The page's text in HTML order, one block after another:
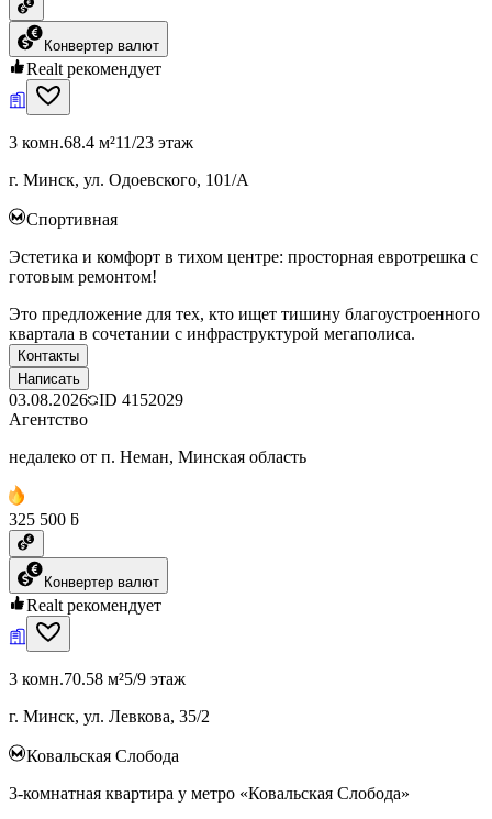
Конвертер валют
Realt рекомендует
3 комн.68.4 м²11/23 этаж
г. Минск, ул. Одоевского, 101/А
Спортивная
Эстетика и комфорт в тихом центре: просторная евротрешка с
готовым ремонтом!
Это предложение для тех, кто ищет тишину благоустроенного
квартала в сочетании с инфраструктурой мегаполиса.
Контакты
Написать
03.08.2026 ID 4152029
Агентство
недалеко от п. Неман, Минская область
325 500 ƃ
Конвертер валют
Realt рекомендует
3 комн.70.58 м²5/9 этаж
г. Минск, ул. Левкова, 35/2
Ковальская Слобода
3-комнатная квартира у метро «Ковальская Слобода»